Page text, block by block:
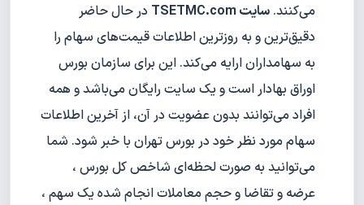
می‌کنند. سایت TSETMC.com
در حال حاضر
دقیق‌ترین و به روزترین اطلاعات قیمت‌های سهام را
به سهامداران ارایه می‌کند. این برای سازمان بورس
اوراق بهادار است و یک سایت رایگان می‌باشد و همه
افراد می‌توانند بدون عضویت در آن، از آخرین اطلاعات
سهام مورد نظر خود در بورس تهران با خبر شود. شما
می‌توانید به صورت لحظه‌ای شاخص کل بورس ،
عرضه و تقاضا و حجم معاملات انجام شده یک سهم ،